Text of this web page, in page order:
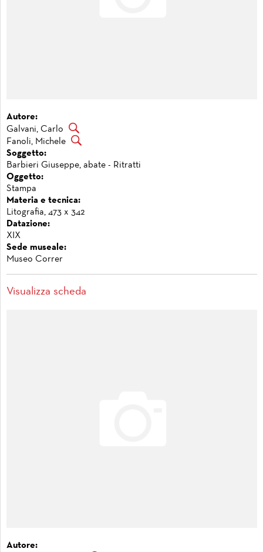
Autore:
Galvani, Carlo
Fanoli, Michele
Soggetto:
Barbieri Giuseppe, abate - Ritratti
Oggetto:
Stampa
Materia e tecnica:
Litografia, 473 x 342
Datazione:
XIX
Sede museale:
Museo Correr
Visualizza scheda
Autore: